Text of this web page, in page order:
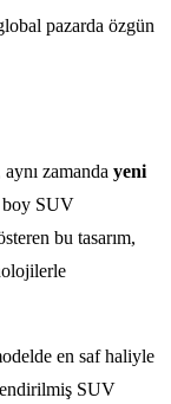
pazarda özgün
zamanda yeni
boy SUV
bu tasarım,
en saf haliyle
SUV